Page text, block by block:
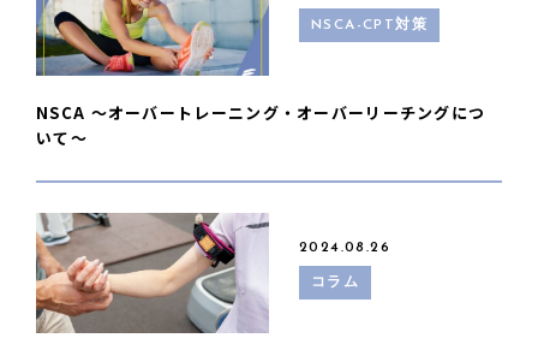
NSCA-CPT対策
NSCA 〜オーバートレーニング・オーバーリーチングにつ
いて〜
2024.08.26
コラム